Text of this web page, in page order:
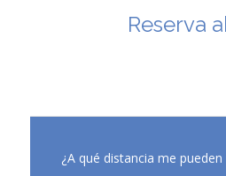
Reserva
¿A qué distancia me pueden